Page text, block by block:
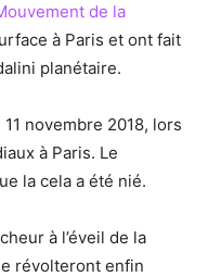
de la
à Paris et ont fait
planétaire.
11 novembre 2018, lors
à Paris. Le
la cela a été nié.
à l’éveil de la
révolteront enfin